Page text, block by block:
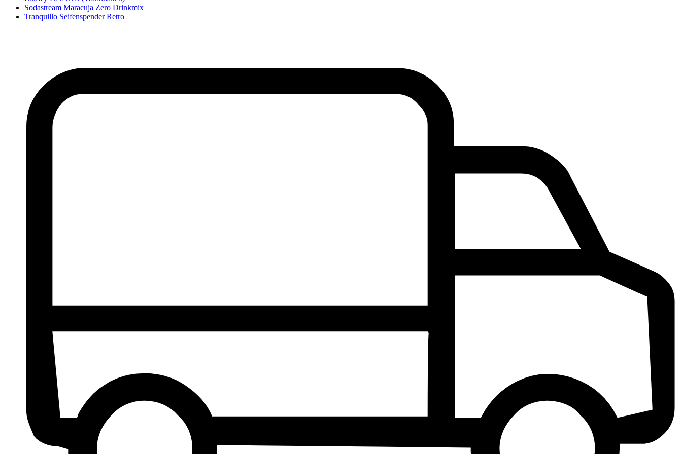
Sodastream Maracuja Zero Drinkmix
Tranquillo Seifenspender Retro